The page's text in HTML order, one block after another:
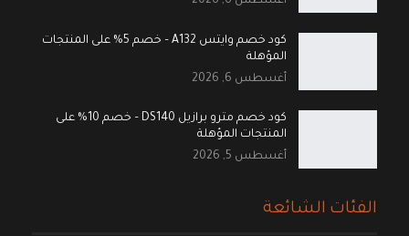
كود خصم وايتس A132 – خصم 5% على المنتجات
المؤهلة
أغسطس 6, 2026
كود خصم مترو برازيل DS140 – خصم 10% على
المنتجات المؤهلة
أغسطس 5, 2026
الفئات الشائعة